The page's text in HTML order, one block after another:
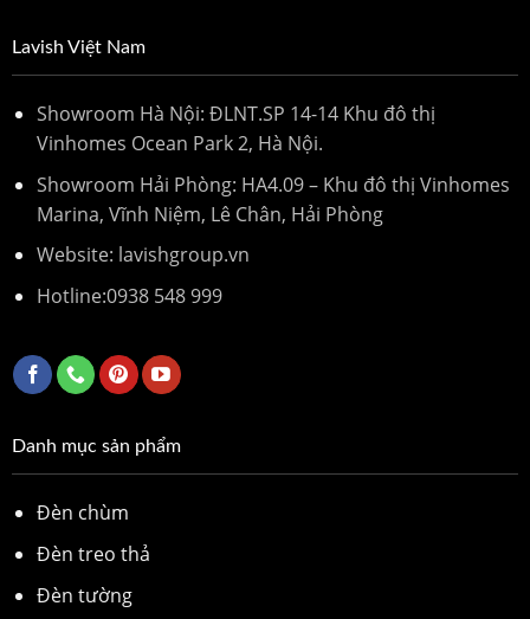
Lavish Việt Nam
Showroom Hà Nội: ĐLNT.SP 14-14 Khu đô thị
Vinhomes Ocean Park 2, Hà Nội.
Showroom Hải Phòng: HA4.09 – Khu đô thị Vinhomes
Marina, Vĩnh Niệm, Lê Chân, Hải Phòng
Website: lavishgroup.vn
Hotline:0938 548 999
Danh mục sản phẩm
Đèn chùm
Đèn treo thả
Đèn tường